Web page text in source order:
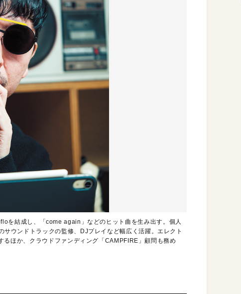
を結成し、「come again」などのヒット曲を生み出す。個人
ウンドトラックの監修、DJプレイなど幅広く活躍。エレクト
ほか、クラウドファンディング「CAMPFIRE」顧問も務め